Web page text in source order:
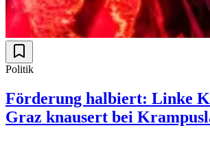
Politik
Förderung halbiert: Linke
Graz knausert bei